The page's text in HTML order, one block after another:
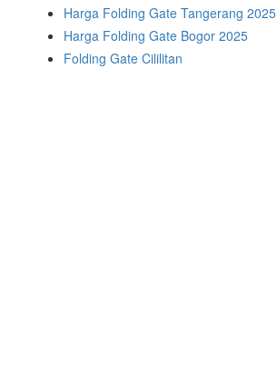
Harga Folding Gate Tangerang 2025
Harga Folding Gate Bogor 2025
Folding Gate Cililitan